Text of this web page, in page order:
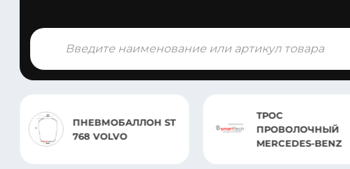
Поиск
товаров
ПНЕВМОБАЛЛОН ST
768 VOLVO
ТРОС
ПРОВОЛОЧНЫЙ
MERCEDES-BENZ